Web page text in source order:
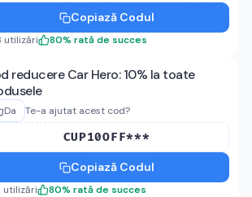
Copiază Codul
utilizări 80% rată de succes
reducere Car Hero: 10% la toate
Da Te-a ajutat acest cod?
CUP10OFF***
Copiază Codul
utilizări 80% rată de succes